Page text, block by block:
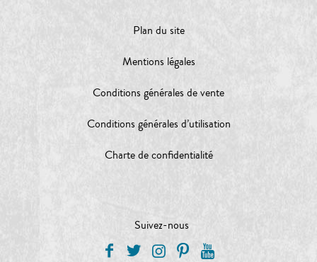
Plan du site
Mentions légales
Conditions générales de vente
Conditions générales d’utilisation
Charte de confidentialité
Suivez-nous